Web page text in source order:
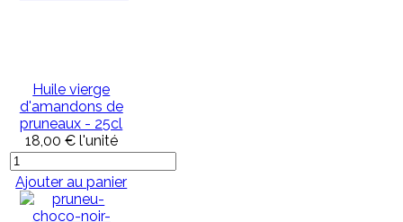
Huile vierge
d'amandons de
pruneaux - 25cl
18,00 € l'unité
Ajouter au panier